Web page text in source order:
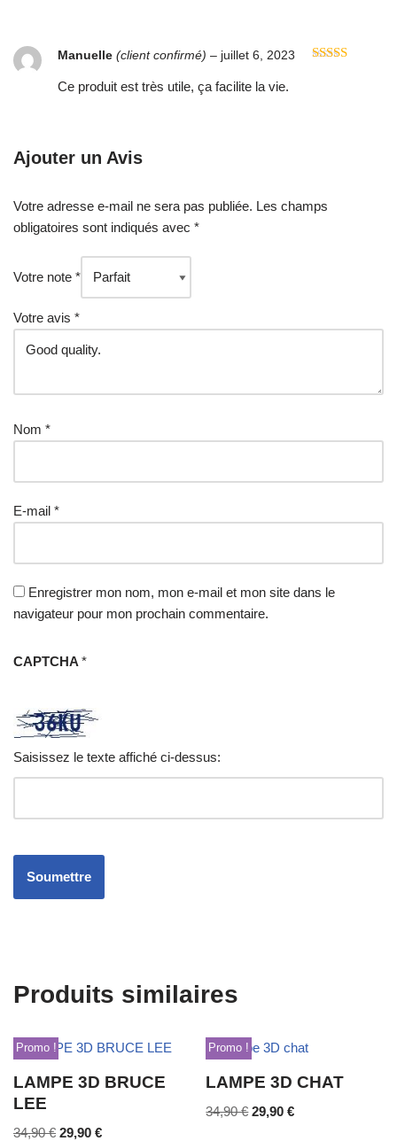
Manuelle (client confirmé) – juillet 6, 2023
Ce produit est très utile, ça facilite la vie.
Ajouter un Avis
Votre adresse e-mail ne sera pas publiée. Les champs
obligatoires sont indiqués avec *
Votre note *
Votre avis *
Nom *
E-mail *
Enregistrer mon nom, mon e-mail et mon site dans le
navigateur pour mon prochain commentaire.
CAPTCHA *
Saisissez le texte affiché ci-dessus:
Produits similaires
Promo !
LAMPE 3D BRUCE
LEE
34,90€ 29,90 €
Promo !
LAMPE 3D CHAT
34,90€ 29,90€